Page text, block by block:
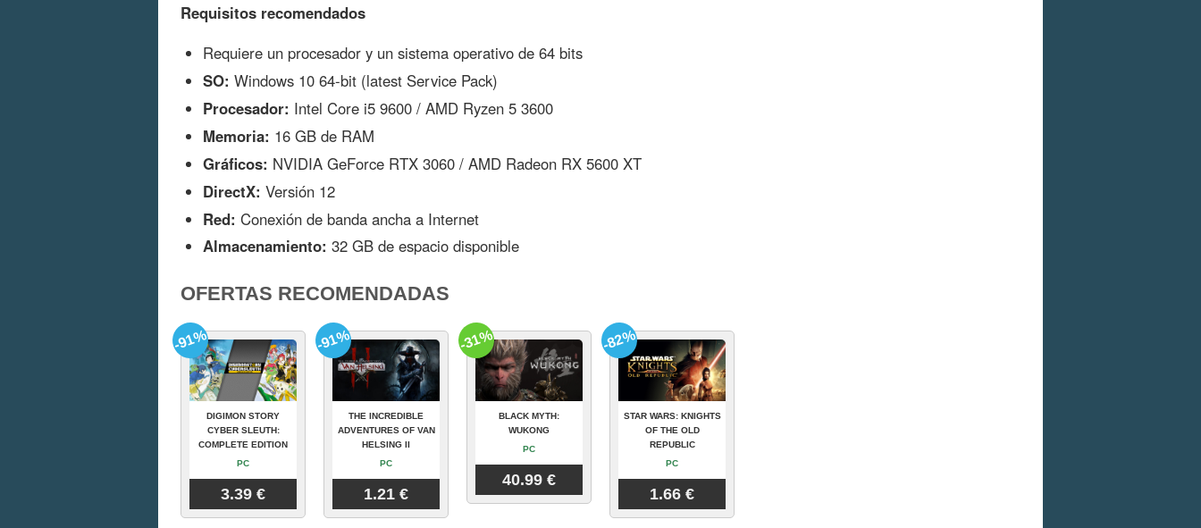
Requisitos recomendados
Requiere un procesador y un sistema operativo de 64 bits
SO: Windows 10 64-bit (latest Service Pack)
Procesador: Intel Core i5 9600 / AMD Ryzen 5 3600
Memoria: 16 GB de RAM
Gráficos: NVIDIA GeForce RTX 3060 / AMD Radeon RX 5600 XT
DirectX: Versión 12
Red: Conexión de banda ancha a Internet
Almacenamiento: 32 GB de espacio disponible
OFERTAS RECOMENDADAS
DIGIMON STORY
CYBER SLEUTH:
COMPLETE EDITION
PC
3.39 €
-91%
THE INCREDIBLE
ADVENTURES OF VAN
HELSING II
PC
1.21 €
-91%
BLACK MYTH:
WUKONG
PC
40.99 €
-31%
STAR WARS: KNIGHTS
OF THE OLD
REPUBLIC
PC
1.66 €
-82%